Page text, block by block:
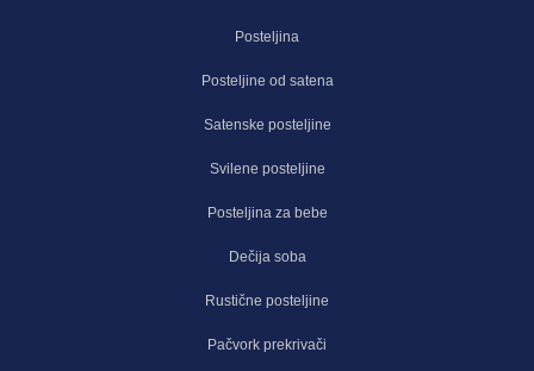
Posteljina
Posteljine od satena
Satenske posteljine
Svilene posteljine
Posteljina za bebe
Dečija soba
Rustične posteljine
Pačvork prekrivači